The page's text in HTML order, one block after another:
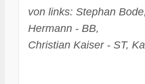
von links: Stephan
Hermann - BB,
Christian Kaiser - ST,